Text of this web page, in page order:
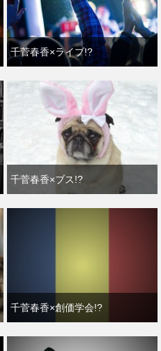
千菅春香×ライブ!?
千菅春香×ブス!?
千菅春香×創価学会!?